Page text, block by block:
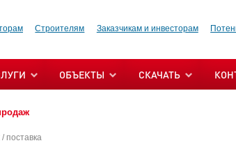
Строителям Заказчикам и инвесторам
ОБЪЕКТЫ СКАЧАТЬ
поставка